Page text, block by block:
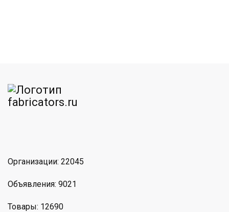
Организации: 22045
Объявления: 9021
Товары: 12690